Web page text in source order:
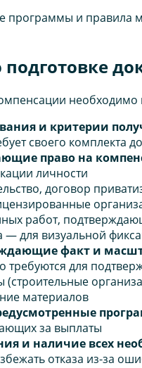
программы и правила
и критерии
своего комплекта
право на
личности
договор
работ,
для визуальной
факт и
для
(строительные
материалов
за выплаты
и наличие всех
отказа из-за